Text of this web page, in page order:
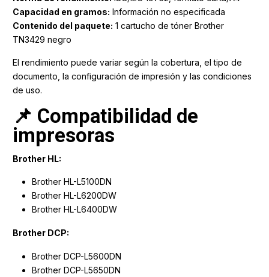
Capacidad en gramos: Información no especificada
Contenido del paquete: 1 cartucho de tóner Brother
TN3429 negro
El rendimiento puede variar según la cobertura, el tipo de
documento, la configuración de impresión y las condiciones
de uso.
📌 Compatibilidad de
impresoras
Brother HL:
Brother HL-L5100DN
Brother HL-L6200DW
Brother HL-L6400DW
Brother DCP:
Brother DCP-L5600DN
Brother DCP-L5650DN